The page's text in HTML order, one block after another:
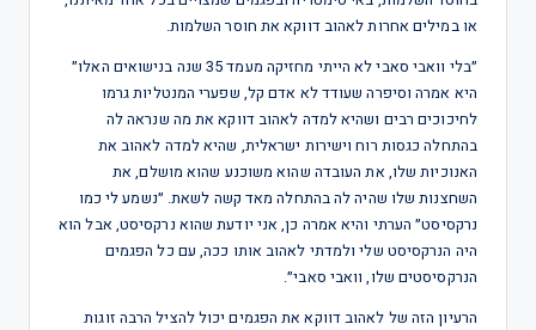
או במילים אחרות לאהוב דווקא את חוסר השלמות.
״בלי וואבי סאבי לא הייתי מחזיקה מעמד 35 שנה בנישואים האלו״
היא אמרה וסיפרה שעודד לא אדם קל, שפערי המנטליות גרמו
לחיכוכים רבים ושהיא למדה לאהוב דווקא את מה שנראה לה
בהתחלה כגסות רוח וישירות ישראלית, שהיא למדה לאהוב את
האנוכיות שלו, את העובדה שהוא משוכנע שהוא מושלם, את
השחצנות שלו שהיה לה בהתחלה מאד קשה לשאת. ״נשמע לי כמו
נרקסיסט״ הערתי והיא אמרה כן, אני יודעת שהוא נרקסיסט, אבל הוא
היה הנרקסיסט שלי ולמדתי לאהוב אותו ככה, עם כל הפגמים
הנרקסיסטים שלו, וואבי סאבי״.
הרעיון הזה של לאהוב דווקא את הפגמים יכול להציל הרבה זוגות